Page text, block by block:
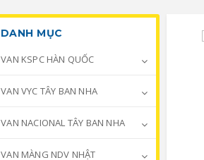
DANH MỤC
VAN KSPC HÀN QUỐC
VAN VYC TÂY BAN NHA
VAN NACIONAL TÂY BAN NHA
VAN MÀNG NDV NHẬT